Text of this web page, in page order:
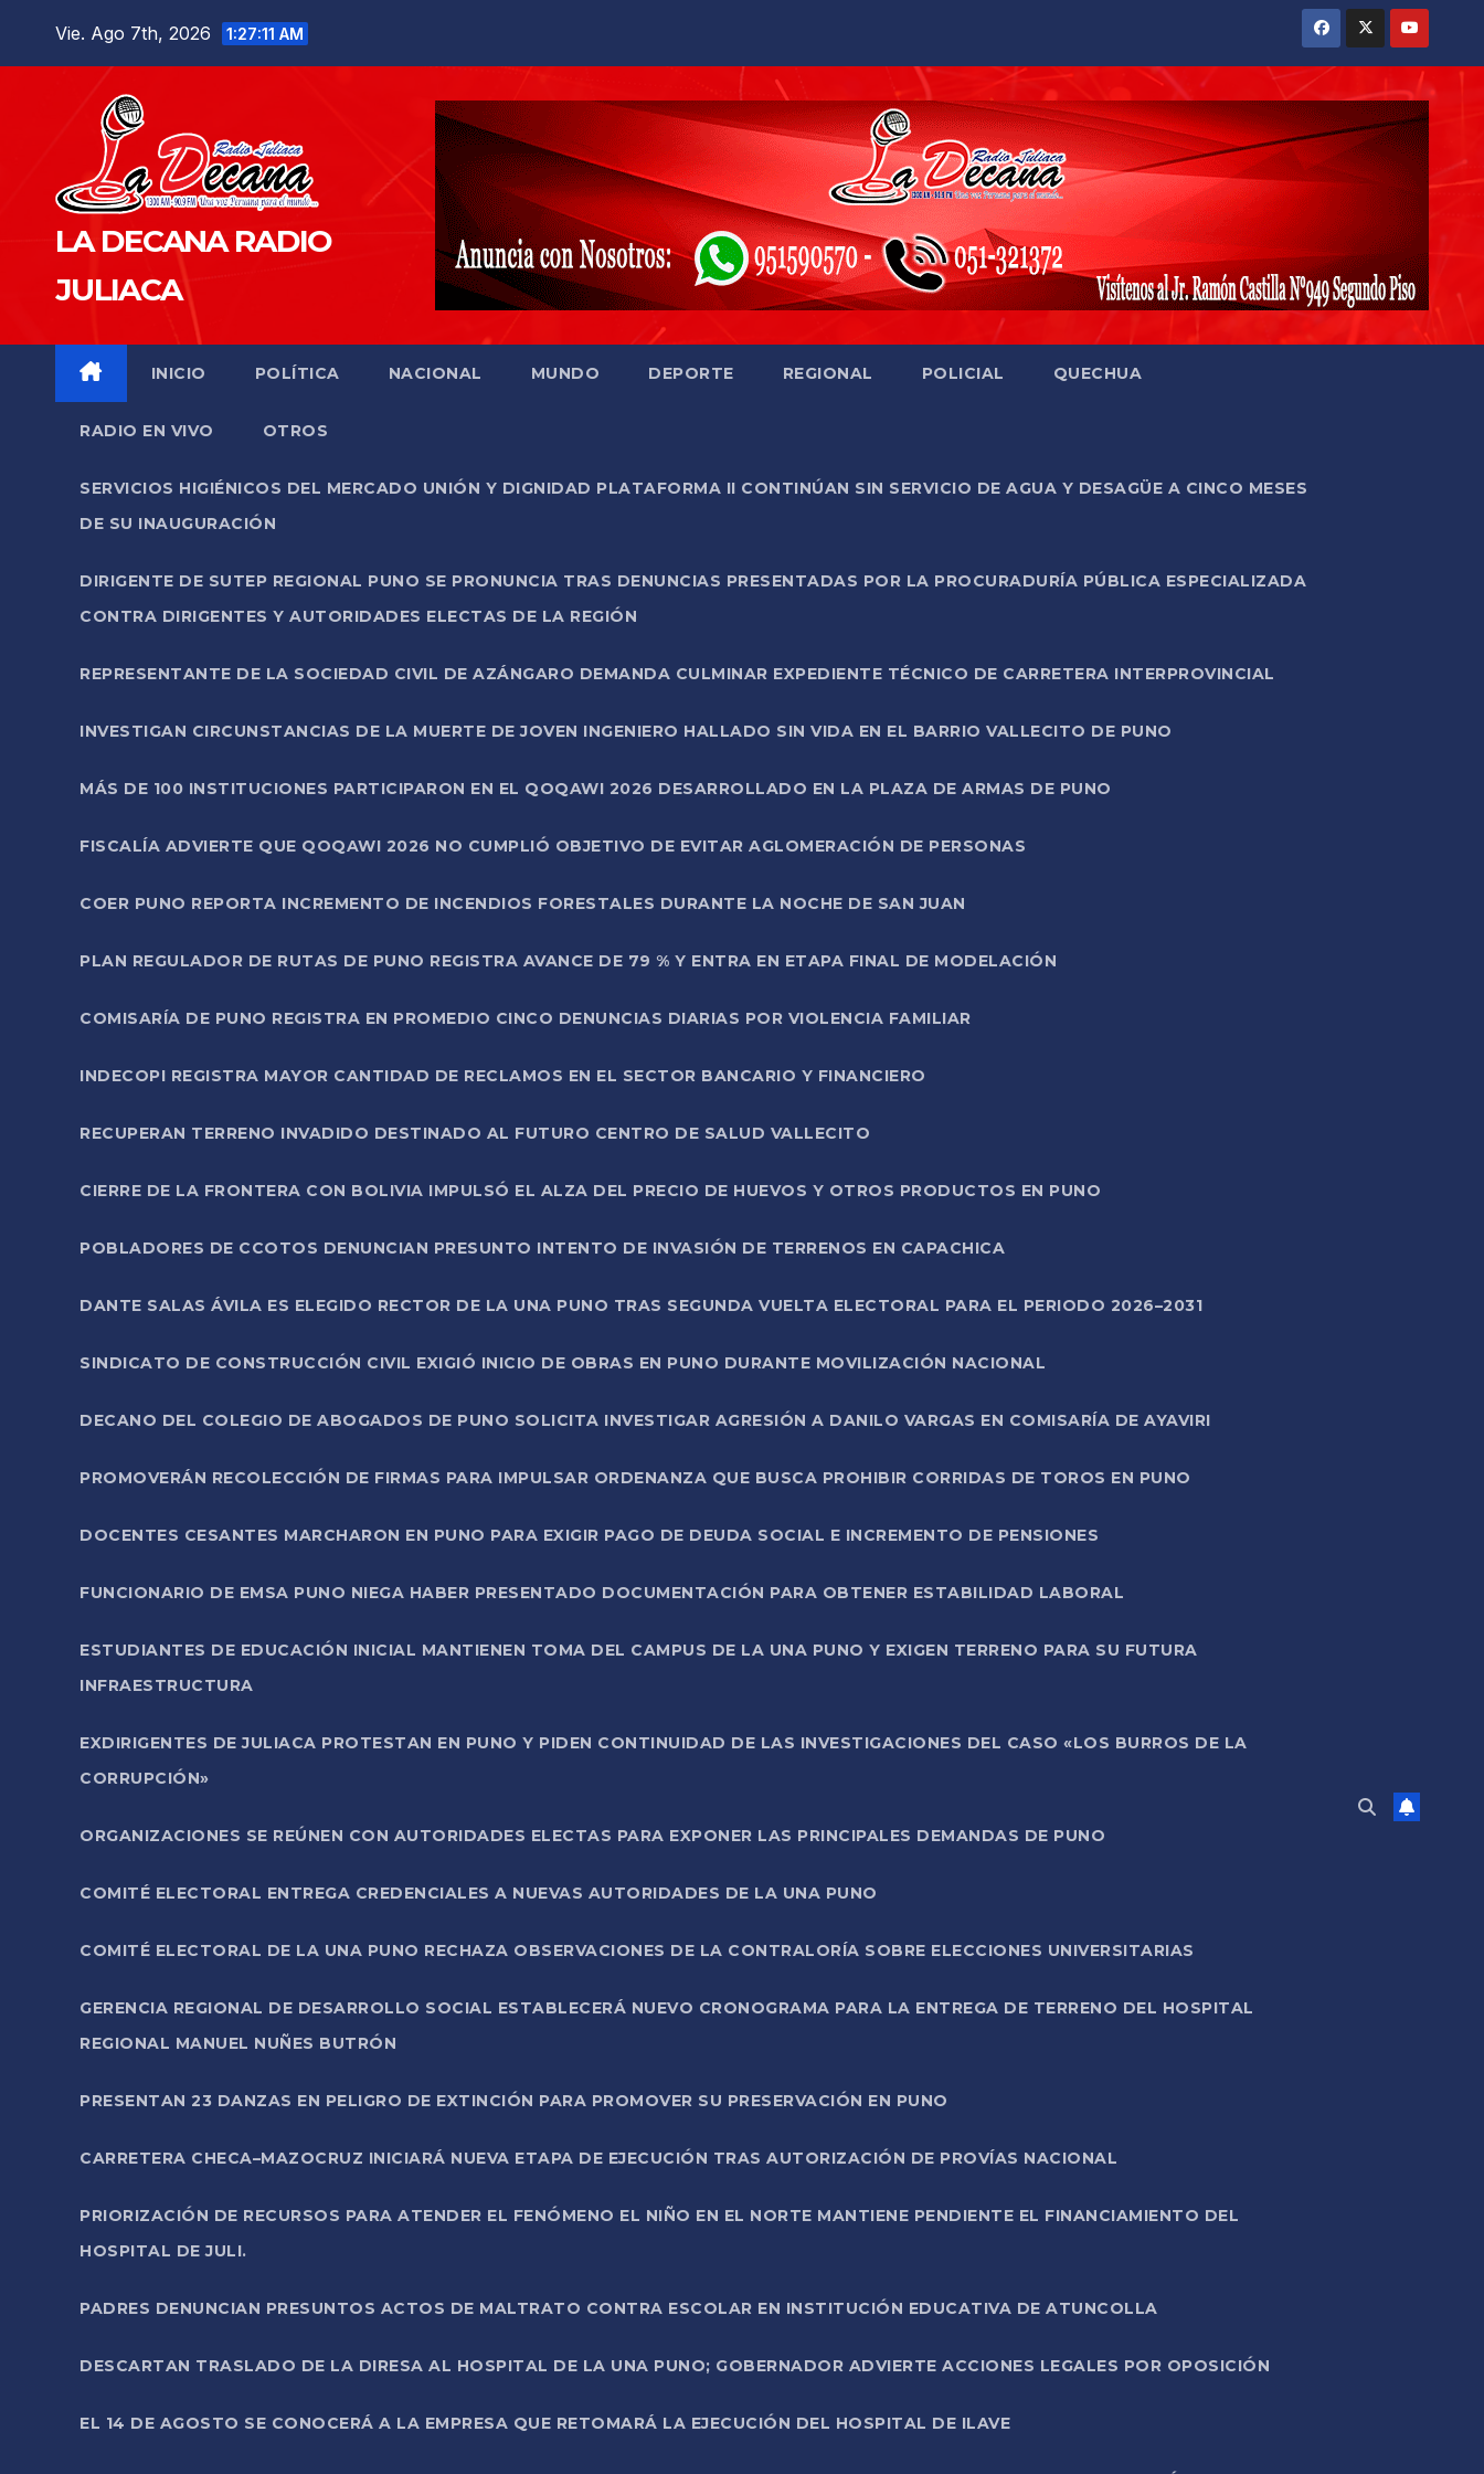
Vie. Ago 7th, 2026 1:27:12 AM
LA DECANA RADIO
JULIACA
INICIO POLÍTICA NACIONAL MUNDO DEPORTE REGIONAL POLICIAL QUECHUA
RADIO EN VIVO OTROS
SERVICIOS HIGIÉNICOS DEL MERCADO UNIÓN Y DIGNIDAD PLATAFORMA II CONTINÚAN SIN SERVICIO DE AGUA Y DESAGÜE A CINCO MESES
DE SU INAUGURACIÓN
DIRIGENTE DE SUTEP REGIONAL PUNO SE PRONUNCIA TRAS DENUNCIAS PRESENTADAS POR LA PROCURADURÍA PÚBLICA ESPECIALIZADA
CONTRA DIRIGENTES Y AUTORIDADES ELECTAS DE LA REGIÓN
REPRESENTANTE DE LA SOCIEDAD CIVIL DE AZÁNGARO DEMANDA CULMINAR EXPEDIENTE TÉCNICO DE CARRETERA INTERPROVINCIAL
INVESTIGAN CIRCUNSTANCIAS DE LA MUERTE DE JOVEN INGENIERO HALLADO SIN VIDA EN EL BARRIO VALLECITO DE PUNO
MÁS DE 100 INSTITUCIONES PARTICIPARON EN EL QOQAWI 2026 DESARROLLADO EN LA PLAZA DE ARMAS DE PUNO
FISCALÍA ADVIERTE QUE QOQAWI 2026 NO CUMPLIÓ OBJETIVO DE EVITAR AGLOMERACIÓN DE PERSONAS
COER PUNO REPORTA INCREMENTO DE INCENDIOS FORESTALES DURANTE LA NOCHE DE SAN JUAN
PLAN REGULADOR DE RUTAS DE PUNO REGISTRA AVANCE DE 79 % Y ENTRA EN ETAPA FINAL DE MODELACIÓN
COMISARÍA DE PUNO REGISTRA EN PROMEDIO CINCO DENUNCIAS DIARIAS POR VIOLENCIA FAMILIAR
INDECOPI REGISTRA MAYOR CANTIDAD DE RECLAMOS EN EL SECTOR BANCARIO Y FINANCIERO
RECUPERAN TERRENO INVADIDO DESTINADO AL FUTURO CENTRO DE SALUD VALLECITO
CIERRE DE LA FRONTERA CON BOLIVIA IMPULSÓ EL ALZA DEL PRECIO DE HUEVOS Y OTROS PRODUCTOS EN PUNO
POBLADORES DE CCOTOS DENUNCIAN PRESUNTO INTENTO DE INVASIÓN DE TERRENOS EN CAPACHICA
DANTE SALAS ÁVILA ES ELEGIDO RECTOR DE LA UNA PUNO TRAS SEGUNDA VUELTA ELECTORAL PARA EL PERIODO 2026–2031
SINDICATO DE CONSTRUCCIÓN CIVIL EXIGIÓ INICIO DE OBRAS EN PUNO DURANTE MOVILIZACIÓN NACIONAL
DECANO DEL COLEGIO DE ABOGADOS DE PUNO SOLICITA INVESTIGAR AGRESIÓN A DANILO VARGAS EN COMISARÍA DE AYAVIRI
PROMOVERÁN RECOLECCIÓN DE FIRMAS PARA IMPULSAR ORDENANZA QUE BUSCA PROHIBIR CORRIDAS DE TOROS EN PUNO
DOCENTES CESANTES MARCHARON EN PUNO PARA EXIGIR PAGO DE DEUDA SOCIAL E INCREMENTO DE PENSIONES
FUNCIONARIO DE EMSA PUNO NIEGA HABER PRESENTADO DOCUMENTACIÓN PARA OBTENER ESTABILIDAD LABORAL
ESTUDIANTES DE EDUCACIÓN INICIAL MANTIENEN TOMA DEL CAMPUS DE LA UNA PUNO Y EXIGEN TERRENO PARA SU FUTURA
INFRAESTRUCTURA
EXDIRIGENTES DE JULIACA PROTESTAN EN PUNO Y PIDEN CONTINUIDAD DE LAS INVESTIGACIONES DEL CASO «LOS BURROS DE LA
CORRUPCIÓN»
ORGANIZACIONES SE REÚNEN CON AUTORIDADES ELECTAS PARA EXPONER LAS PRINCIPALES DEMANDAS DE PUNO
COMITÉ ELECTORAL ENTREGA CREDENCIALES A NUEVAS AUTORIDADES DE LA UNA PUNO
COMITÉ ELECTORAL DE LA UNA PUNO RECHAZA OBSERVACIONES DE LA CONTRALORÍA SOBRE ELECCIONES UNIVERSITARIAS
GERENCIA REGIONAL DE DESARROLLO SOCIAL ESTABLECERÁ NUEVO CRONOGRAMA PARA LA ENTREGA DE TERRENO DEL HOSPITAL
REGIONAL MANUEL NUÑES BUTRÓN
PRESENTAN 23 DANZAS EN PELIGRO DE EXTINCIÓN PARA PROMOVER SU PRESERVACIÓN EN PUNO
CARRETERA CHECA–MAZOCRUZ INICIARÁ NUEVA ETAPA DE EJECUCIÓN TRAS AUTORIZACIÓN DE PROVÍAS NACIONAL
PRIORIZACIÓN DE RECURSOS PARA ATENDER EL FENÓMENO EL NIÑO EN EL NORTE MANTIENE PENDIENTE EL FINANCIAMIENTO DEL
HOSPITAL DE JULI.
PADRES DENUNCIAN PRESUNTOS ACTOS DE MALTRATO CONTRA ESCOLAR EN INSTITUCIÓN EDUCATIVA DE ATUNCOLLA
DESCARTAN TRASLADO DE LA DIRESA AL HOSPITAL DE LA UNA PUNO; GOBERNADOR ADVIERTE ACCIONES LEGALES POR OPOSICIÓN
EL 14 DE AGOSTO SE CONOCERÁ A LA EMPRESA QUE RETOMARÁ LA EJECUCIÓN DEL HOSPITAL DE ILAVE